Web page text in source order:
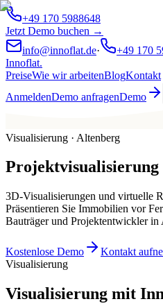
+49 170 5988648
Jetzt Demo buchen →
info@innoflat.de·
+49 170
Innoflat.
PreiseWie wir arbeitenBlogKontakt
AnmeldenDemo anfragenDemo
Visualisierung · Altenberg
Projektvisualisierung
3D-Visualisierungen und virtuelle
Präsentieren Sie Immobilien vor
Bauträger und Projektentwickler in
Kostenlose Demo
Kontakt
Visualisierung
Visualisierung mit